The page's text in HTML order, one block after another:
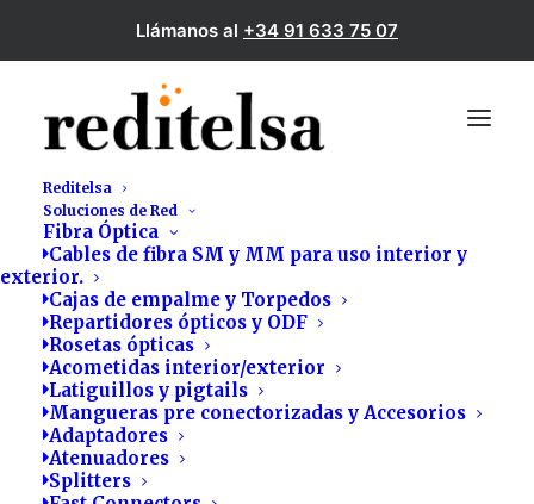
Llámanos al +34 91 633 75 07
Reditelsa
Soluciones de Red
Fibra Óptica
Cables de fibra SM y MM para uso interior y
exterior.
Cajas de empalme y Torpedos
Repartidores ópticos y ODF
Rosetas ópticas
Acometidas interior/exterior
Latiguillos y pigtails
Mangueras pre conectorizadas y Accesorios
Adaptadores
Atenuadores
Splitters
Impactadoras